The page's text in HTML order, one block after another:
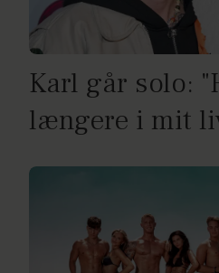
Karl går solo:
længere i mit